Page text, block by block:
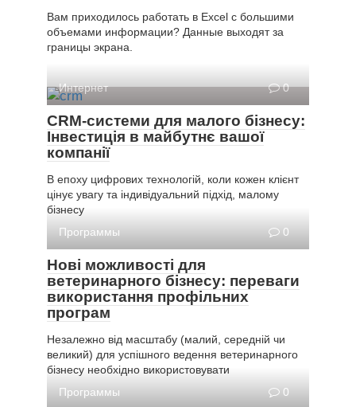
Вам приходилось работать в Excel с большими
объемами информации? Данные выходят за
границы экрана.
Интернет 0
CRM-системи для малого бізнесу:
Інвестиція в майбутнє вашої
компанії
В епоху цифрових технологій, коли кожен клієнт
цінує увагу та індивідуальний підхід, малому
бізнесу
Программы
0
Нові можливості для
ветеринарного бізнесу: переваги
використання профільних
програм
Незалежно від масштабу (малий, середній чи
великий) для успішного ведення ветеринарного
бізнесу необхідно використовувати
Программы
0